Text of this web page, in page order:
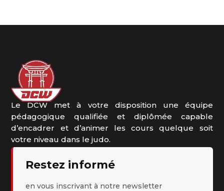
Le DCW met à votre disposition une équipe
pédagogique qualifiée et diplômée capable
d’encadrer et d’animer les cours quelque soit
votre niveau dans le judo.
Restez informé
en vous inscrivant à notre newsletter